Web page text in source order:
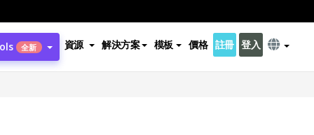
全新 資源 解決方案 模板 價格 註冊 登入